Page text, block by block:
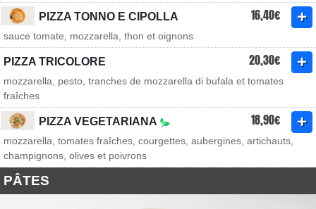
PIZZA TONNO E CIPOLLA 16,40€
sauce tomate, mozzarella, thon et oignons
PIZZA TRICOLORE 20,30€
mozzarella, pesto, tranches de mozzarella di bufala et tomates
fraîches
PIZZA VEGETARIANA 18,90€
mozzarella, tomates fraîches, courgettes, aubergines, artichauts,
champignons, olives et poivrons
PÂTES